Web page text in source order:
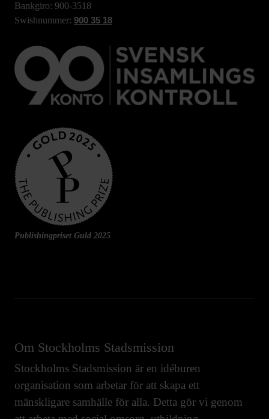
Bankgiro: 900-3518
Swishnummer: 900 35 18
Publishingpriset Guld 2025
Om Stockholms Stadsmission
Stockholms Stadsmission är en idéburen
organisation som arbetar för att skapa ett
mänskligare samhälle för alla. Detta gör vi genom